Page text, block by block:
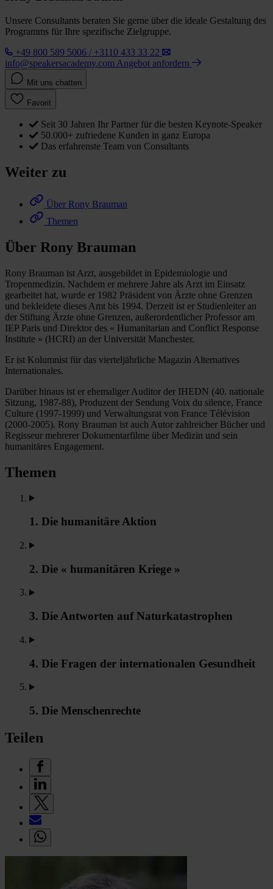
Unsere Consultants beraten Sie gerne über die ideale Gestaltung des
Programms für Ihre spezifische Zielgruppe.
+49 800 589 5006 / +3110 433 33 22
info@speakersacademy.com Angebot anfordern
Mit uns chatten
Favorit
Seit 30 Jahren Ihr Partner für die besten Keynote-Speaker
50.000+ zufriedene Kunden in ganz Europa
Das erfahrenste Team von Consultants
Weiter zu
Über Rony Brauman
Themen
Über Rony Brauman
Rony Brauman ist Arzt, ausgebildet in Epidemiologie und
Tropenmedizin. Nachdem er mehrere Jahre als Arzt im Einsatz
gearbeitet hat, wurde er 1982 Präsident von Ärzte ohne Grenzen
und bekleidete dieses Amt bis 1994. Derzeit ist er Studienleiter an
der Stiftung Ärzte ohne Grenzen, außerordentlicher Professor am
IEP Paris und Direktor des « Humanitarian and Conflict Response
Institute » (HCRI) an der Universität Manchester.
Er ist Kolumnist für das vierteljährliche Magazin Alternatives
Internationales.
Darüber hinaus ist er ehemaliger Auditor der IHEDN (40. nationale
Sitzung, 1987-88), Produzent der Sendung Voix du silence, France
Culture (1997-1999) und Verwaltungsrat von France Télévision
(2000-2005). Rony Brauman ist auch Autor zahlreicher Bücher und
Regisseur mehrerer Dokumentarfilme über Medizin und sein
humanitäres Engagement.
Themen
1. Die humanitäre Aktion
2. Die « humanitären Kriege »
3. Die Antworten auf Naturkatastrophen
4. Die Fragen der internationalen Gesundheit
5. Die Menschenrechte
Teilen